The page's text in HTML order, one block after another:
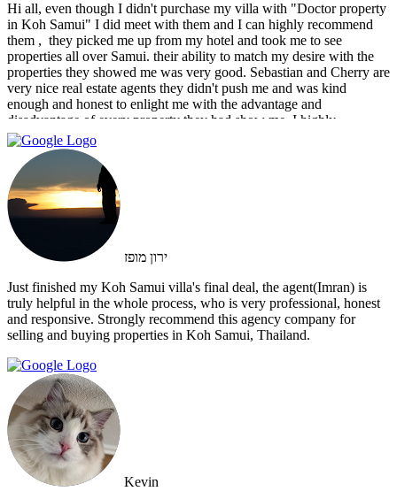
Hi all, even though I didn't purchase my villa with "Doctor property
in Koh Samui" I did meet with them and I can highly recommend
them , ‏ they picked me up from my hotel and took me to see
properties all over Samui. their ability to match my desire with the
properties they showed me was very good. Sebastian and Cherry are
very nice real estate agents they didn't push me and was kind
enough and honest to enlight me with the advantage and
disadvantage of every property they had show me. I highly
recommend them and I hope that we can do business in the future
ירון מופז
Just finished my Koh Samui villa's final deal, the agent(Imran) is
truly helpful in the whole process, who is very professional, honest
and responsive. Strongly recommend this agency company for
selling and buying properties in Koh Samui, Thailand.
Kevin